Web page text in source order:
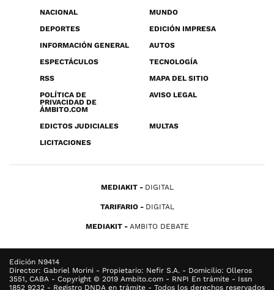
NACIONAL
MUNDO
DEPORTES
EDICIÓN IMPRESA
INFORMACIÓN GENERAL
AUTOS
ESPECTÁCULOS
TECNOLOGÍA
RSS
MAPA DEL SITIO
POLÍTICA DE
PRIVACIDAD DE
ÁMBITO.COM
AVISO LEGAL
EDICTOS JUDICIALES
MULTAS
LICITACIONES
MEDIAKIT DIGITAL
TARIFARIO DIGITAL
MEDIAKIT AMBITO DEBATE
Edición N9414
Director: Gabriel Morini - Propietario: Nefir S.A. - Domicilio: Olleros
3551, CABA - Copyright © 2019 Ambito.com - RNPI En trámite - Issn
1852 9232 - Registro DNDA en trámite - Todos los derechos reservados